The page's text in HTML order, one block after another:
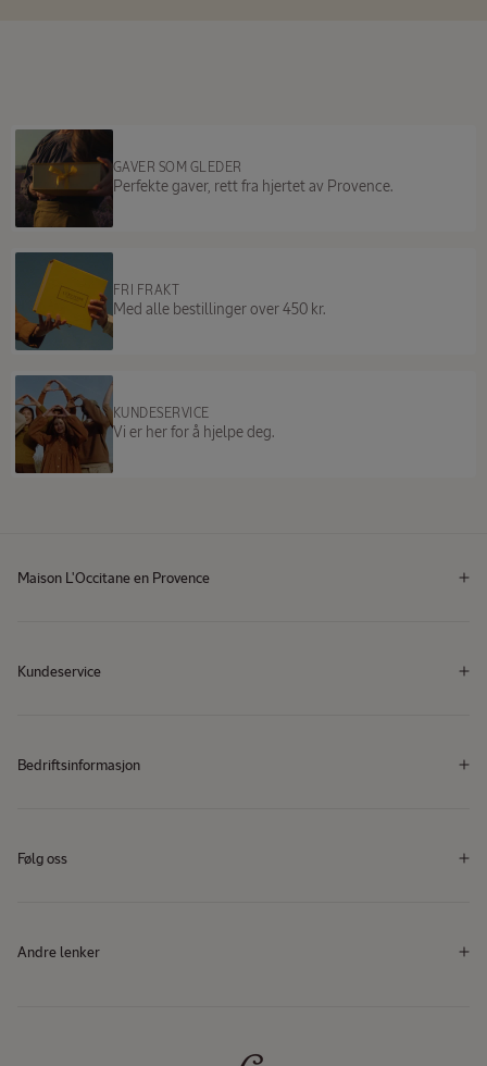
GAVER SOM GLEDER
Perfekte gaver, rett fra hjertet av Provence.
FRI FRAKT
Med alle bestillinger over 450 kr.
KUNDESERVICE
Vi er her for å hjelpe deg.
Maison L'Occitane en Provence
Kundeservice
Bedriftsinformasjon
Følg oss
Andre lenker​